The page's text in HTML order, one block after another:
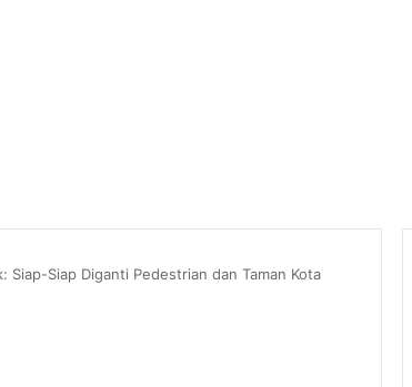
Siap-Siap Diganti Pedestrian dan Taman Kota